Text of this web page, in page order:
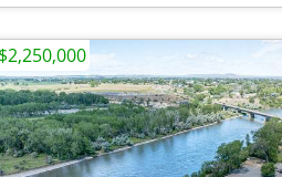
$2,250,000